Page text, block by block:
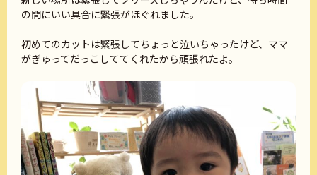
の間にいい具合に緊張がほぐれました。
初めてのカットは緊張してちょっと泣いちゃったけど、ママ
がぎゅってだっこしててくれたから頑張れたよ。